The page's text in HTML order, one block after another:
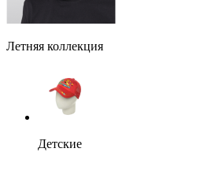
Летняя коллекция
Детские